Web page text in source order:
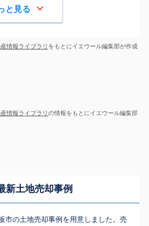
と見る
情報ライブラリ をもとにイエウール編集部が作成
情報ライブラリの情報をもとにイエウール編集部
新土地売却事例
市の土地売却事例を用意しました。売